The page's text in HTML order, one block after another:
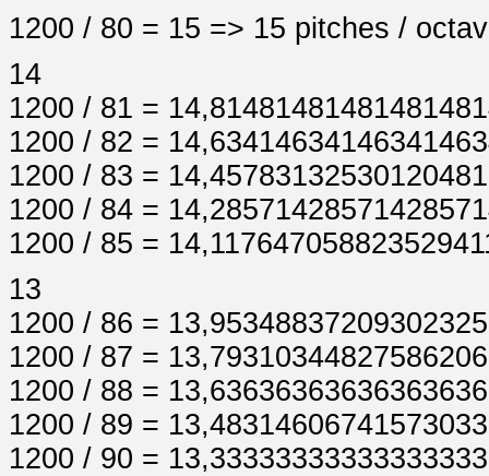
1200 / 80 = 15 => 15 pitches /
14
1200 / 81 =
1200 / 82 =
1200 / 83 =
1200 / 84 =
1200 / 85 =
13
1200 / 86 =
1200 / 87 =
1200 / 88 =
1200 / 89 =
1200 / 90 =